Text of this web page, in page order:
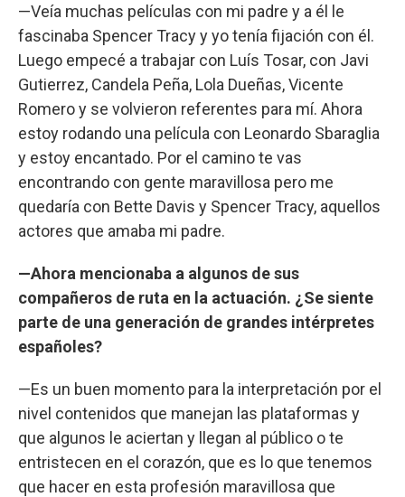
—Veía muchas películas con mi padre y a él le
fascinaba Spencer Tracy y yo tenía fijación con él.
Luego empecé a trabajar con Luís Tosar, con Javi
Gutierrez, Candela Peña, Lola Dueñas, Vicente
Romero y se volvieron referentes para mí. Ahora
estoy rodando una película con Leonardo Sbaraglia
y estoy encantado. Por el camino te vas
encontrando con gente maravillosa pero me
quedaría con Bette Davis y Spencer Tracy, aquellos
actores que amaba mi padre.
—Ahora mencionaba a algunos de sus
compañeros de ruta en la actuación. ¿Se siente
parte de una generación de grandes intérpretes
españoles?
—Es un buen momento para la interpretación por el
nivel contenidos que manejan las plataformas y
que algunos le aciertan y llegan al público o te
entristecen en el corazón, que es lo que tenemos
que hacer en esta profesión maravillosa que